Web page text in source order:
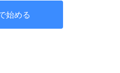
始める